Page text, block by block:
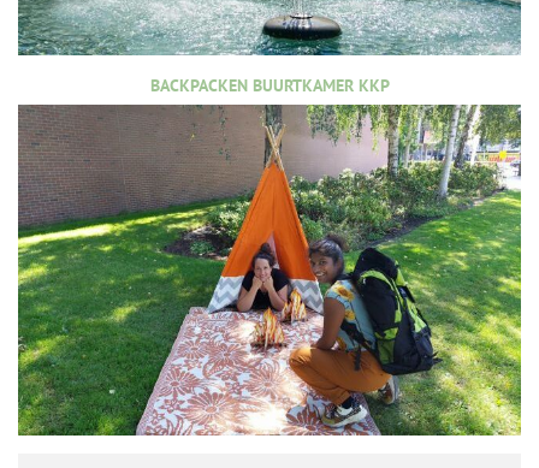
BACKPACKEN BUURTKAMER KKP